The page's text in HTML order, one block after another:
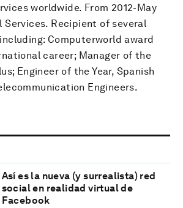
worldwide. From 2012-May
Services. Recipient of several
Computerworld award
career; Manager of the
Engineer of the Year, Spanish
Engineers.
Así es la nueva (y surrealista) red
social en realidad virtual de
Facebook